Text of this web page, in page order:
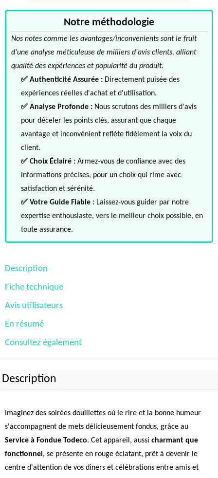
Notre méthodologie
Nos notes comme les avantages/inconvenients sont le fruit
d'une analyse méticuleuse de milliers d'avis clients, alliant
qualité des expériences et popularité du produit.
✅ Authenticité Assurée : Directement puisée des
expériences réelles d'achat et d'utilisation.
✅ Analyse Profonde : Nous scrutons des milliers d'avis
pour déceler les points clés, assurant que chaque
avantage et inconvénient reflète fidèlement la voix du
client.
✅ Choix Éclairé : Armez-vous de confiance avec des
informations précises, pour un choix qui rime avec
satisfaction et sérénité.
✅ Votre Guide Fiable : Laissez-vous guider par notre
expertise enthousiaste, vers le meilleur choix possible, en
toute assurance.
Description
Fiche technique
Avis utilisateurs
En résumé
Consultez également
Description
Imaginez des soirées douillettes où le rire et la bonne humeur
s'accompagnent de mets délicieusement fondus, grâce au
Service à Fondue Todeco. Cet appareil, aussi charmant que
fonctionnel , se présente en rouge éclatant, prêt à devenir le
centre d'attention de vos dîners et célébrations entre amis et